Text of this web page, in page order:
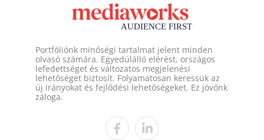
Portfóliónk minőségi tartalmat jelent minden
olvasó számára. Egyedülálló elérést, országos
lefedettséget és változatos megjelenési
lehetőséget biztosít. Folyamatosan keressük az
új irányokat és fejlődési lehetőségeket. Ez jövőnk
záloga.